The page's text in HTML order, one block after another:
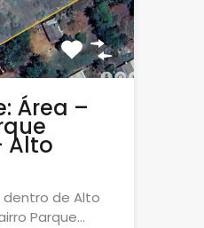
Área –
Alto
de Alto
Parque…